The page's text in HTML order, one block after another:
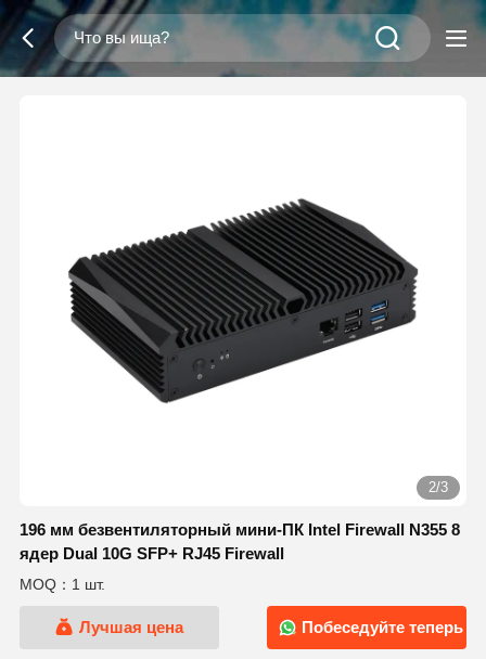
2/3
196 мм безвентиляторный мини-ПК Intel Firewall N355 8
ядер Dual 10G SFP+ RJ45 Firewall
MOQ：1 шт.
Лучшая цена Побеседуйте теперь